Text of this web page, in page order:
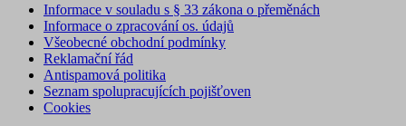
Informace v souladu s § 33 zákona o přeměnách
Informace o zpracování os. údajů
Všeobecné obchodní podmínky
Reklamační řád
Antispamová politika
Seznam spolupracujících pojišťoven
Cookies